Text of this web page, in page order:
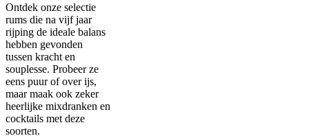
Ontdek onze selectie
rums die na vijf jaar
rijping de ideale balans
hebben gevonden
tussen kracht en
souplesse. Probeer ze
eens puur of over ijs,
maar maak ook zeker
heerlijke mixdranken en
cocktails met deze
soorten.